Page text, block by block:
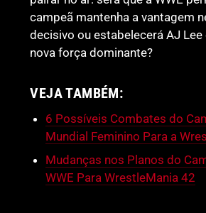
campeã mantenha a vantagem
decisivo ou estabelecerá AJ
nova força dominante?
VEJA TAMBÉM:
6 Possíveis Combates do
Mundial Feminino Para a
Mudanças nos Planos do
WWE Para WrestleMania 42